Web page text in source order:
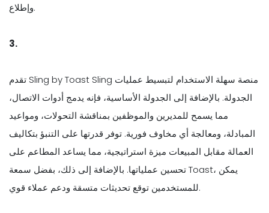
وإطلاع.
3.
تقدم Sling by Toast Sling منصة سهلة الاستخدام لتبسيط عمليات
الجدولة. بالإضافة إلى الجدولة الأساسية، فإنه يدمج أدوات الاتصال،
مما يسمح للمديرين والموظفين بمناقشة التحولات، ومواعيد
المبادلة، ومعالجة أي مخاوف فورية. توفر قدرتها على التنبؤ بتكاليف
العمالة مقابل المبيعات ميزة استراتيجية، مما يساعد المطاعم على
تحسين عملياتها. بالإضافة إلى ذلك، بفضل سمعة Toast، يمكن
للمستخدمين توقع تحديثات متسقة ودعم عملاء قوي.